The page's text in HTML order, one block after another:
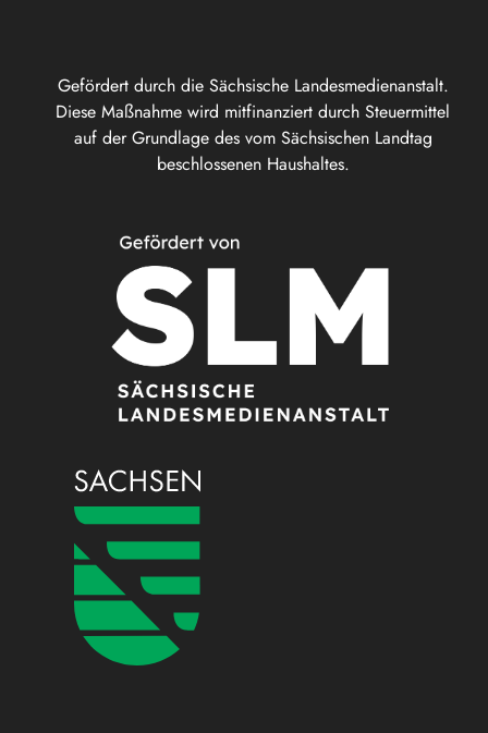
Gefördert durch die Sächsische Landesmedienanstalt.
Diese Maßnahme wird mitfinanziert durch Steuermittel
auf der Grundlage des vom Sächsischen Landtag
beschlossenen Haushaltes.